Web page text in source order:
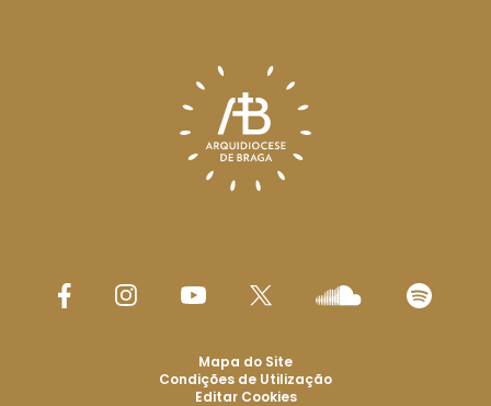
Mapa do Site
Condições de Utilização
Editar Cookies